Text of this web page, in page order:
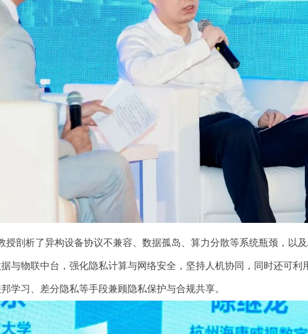
剖析了异构设备协议不兼容、数据孤岛、算力分散等系统瓶颈，以
与物联中台，强化隐私计算与网络安全，坚持人机协同，同时还可
学习、差分隐私等手段兼顾隐私保护与合规共享。